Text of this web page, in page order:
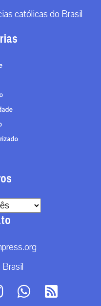
católicas do Brasil
Brasil